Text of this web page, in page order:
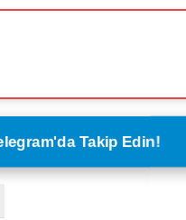
Takip Edin!